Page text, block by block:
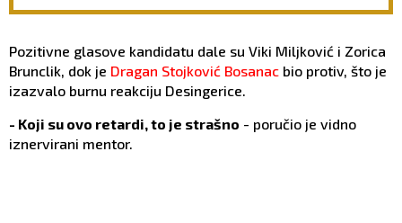
Pozitivne glasove kandidatu dale su Viki Miljković i Zorica
Brunclik, dok je Dragan Stojković Bosanac bio protiv, što je
izazvalo burnu reakciju Desingerice.
- Koji su ovo retardi, to je strašno - poručio je vidno
iznervirani mentor.